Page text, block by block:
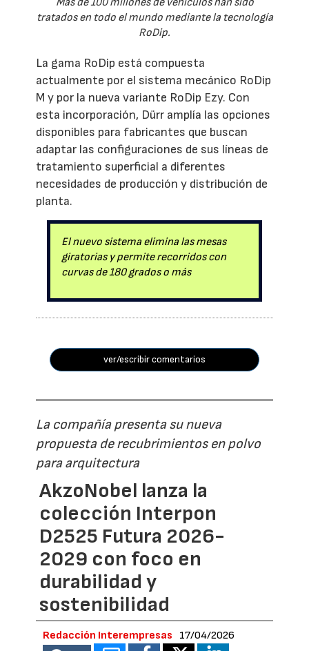
tratados en todo el mundo mediante la tecnología
RoDip.
La gama RoDip está compuesta
actualmente por el sistema mecánico RoDip
M y por la nueva variante RoDip Ezy. Con
esta incorporación, Dürr amplía las opciones
disponibles para fabricantes que buscan
adaptar las configuraciones de sus líneas de
tratamiento superficial a diferentes
necesidades de producción y distribución de
planta.
El nuevo sistema elimina las mesas
giratorias y permite recorridos con
curvas de 180 grados o más
ver/escribir comentarios
La compañía presenta su nueva
propuesta de recubrimientos en polvo
para arquitectura
AkzoNobel lanza la
colección Interpon
D2525 Futura 2026-
2029 con foco en
durabilidad y
sostenibilidad
Redacción Interempresas 17/04/2026